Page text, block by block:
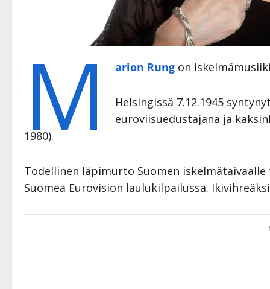
M arion Rung on
Helsingissä 7.12.1945
euroviisuedustajana ja
1980).
Todellinen läpimurto Suomen
Suomea Eurovision laulukilpailussa.